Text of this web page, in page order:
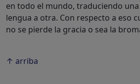
en todo el mundo, traduciendo
lengua a otra. Con respecto a eso
no se pierde la gracia o sea la
↑ arriba